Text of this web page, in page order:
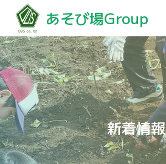
あそび場Group
新着情報